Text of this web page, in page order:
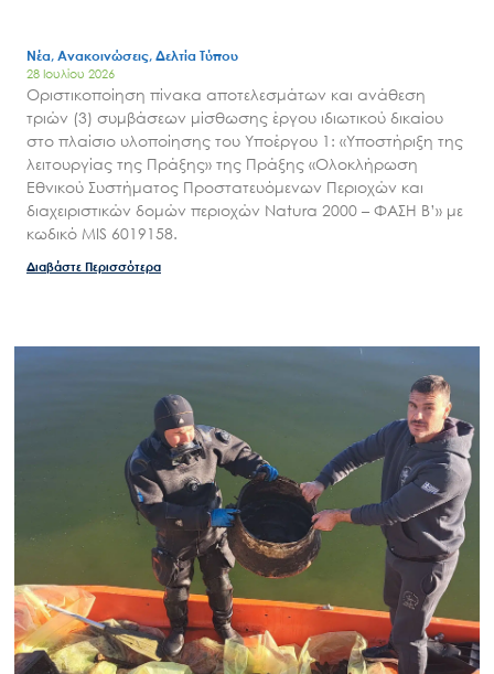
Νέα, Ανακοινώσεις, Δελτία Τύπου
28 Ιουλίου 2026
Οριστικοποίηση πίνακα αποτελεσμάτων και ανάθεση
τριών (3) συμβάσεων μίσθωσης έργου ιδιωτικού δικαίου
στο πλαίσιο υλοποίησης του Υποέργου 1: «Υποστήριξη της
λειτουργίας της Πράξης» της Πράξης «Ολοκλήρωση
Εθνικού Συστήματος Προστατευόμενων Περιοχών και
διαχειριστικών δομών περιοχών Natura 2000 – ΦΑΣΗ Β’» με
κωδικό MIS 6019158.
Διαβάστε Περισσότερα